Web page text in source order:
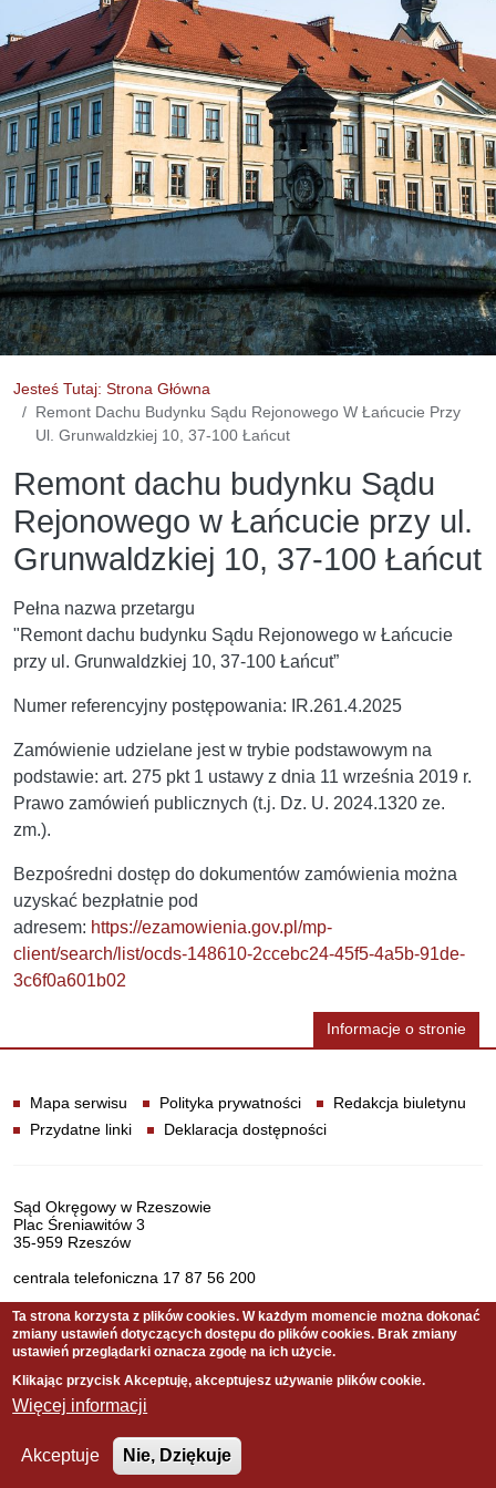
Jesteś Tutaj: Strona Główna
Remont Dachu Budynku Sądu Rejonowego W Łańcucie Przy
Ul. Grunwaldzkiej 10, 37-100 Łańcut
Remont dachu budynku Sądu
Rejonowego w Łańcucie przy ul.
Grunwaldzkiej 10, 37-100 Łańcut
Pełna nazwa przetargu
"Remont dachu budynku Sądu Rejonowego w Łańcucie
przy ul. Grunwaldzkiej 10, 37-100 Łańcut”
Numer referencyjny postępowania: IR.261.4.2025
Zamówienie udzielane jest w trybie podstawowym na
podstawie: art. 275 pkt 1 ustawy z dnia 11 września 2019 r.
Prawo zamówień publicznych (t.j. Dz. U. 2024.1320 ze.
zm.).
Bezpośredni dostęp do dokumentów zamówienia można
uzyskać bezpłatnie pod
adresem: https://ezamowienia.gov.pl/mp-
client/search/list/ocds-148610-2ccebc24-45f5-4a5b-91de-
3c6f0a601b02
Informacje o stronie
Mapa serwisu Polityka prywatności
Redakcja biuletynu
Przydatne linki
Deklaracja dostępności
Dane teleadresowe
Sąd Okręgowy w Rzeszowie
Plac Śreniawitów 3
35-959 Rzeszów
centrala telefoniczna 17 87 56 200
Serwis pełni funkcję strony Biuletynu Informacji Publicznej
Sądu Okręgowego w Rzeszowie
Copyright © 2021 Sąd Okręgowy w Rzeszowie
Ta strona korzysta z plików cookies. W każdym momencie można dokonać
zmiany ustawień dotyczących dostępu do plików cookies. Brak zmiany
ustawień przeglądarki oznacza zgodę na ich użycie.
Klikając przycisk Akceptuję, akceptujesz używanie plików cookie.
Więcej informacji
Akceptuje Nie, Dziękuje